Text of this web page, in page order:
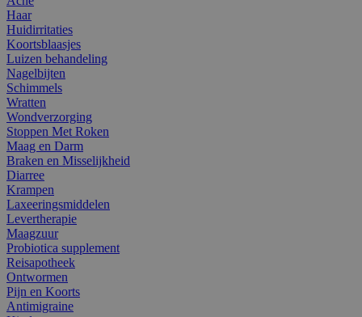
Haar
Huidirritaties
Koortsblaasjes
Luizen behandeling
Nagelbijten
Schimmels
Wratten
Wondverzorging
Stoppen Met Roken
Maag en Darm
Braken en Misselijkheid
Diarree
Krampen
Laxeeringsmiddelen
Levertherapie
Maagzuur
Probiotica supplement
Reisapotheek
Ontwormen
Pijn en Koorts
Antimigraine